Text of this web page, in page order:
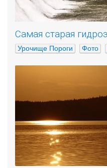
Самая старая
Урочище Пороги Фото